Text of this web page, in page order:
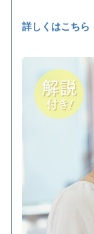
詳しくはこちら